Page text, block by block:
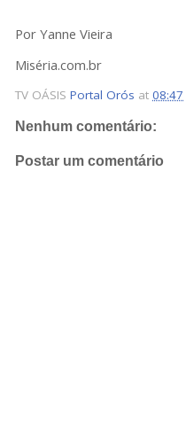
Por Yanne Vieira
Miséria.com.br
TV OÁSIS Portal Orós at 08:47
Nenhum comentário:
Postar um comentário